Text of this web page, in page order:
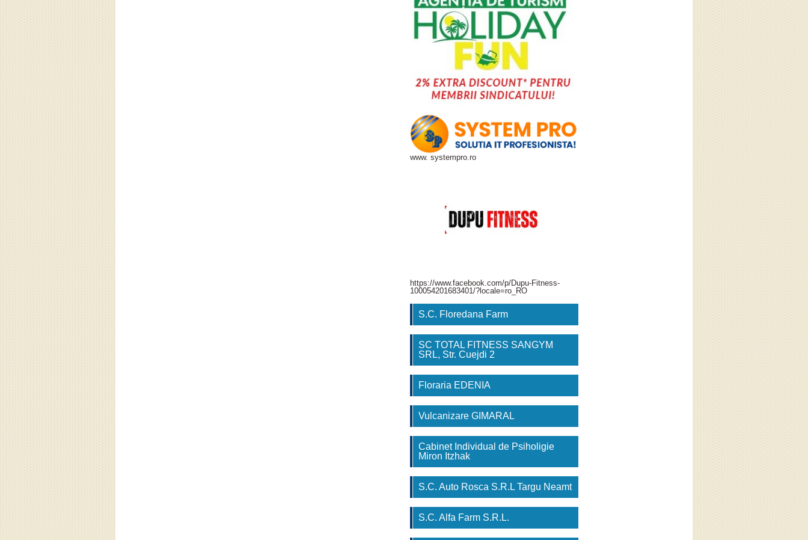
www. systempro.ro
https://www.facebook.com/p/Dupu-Fitness-
100054201683401/?locale=ro_RO
S.C. Floredana Farm
SC TOTAL FITNESS SANGYM
SRL, Str. Cuejdi 2
Floraria EDENIA
Vulcanizare GIMARAL
Cabinet Individual de Psiholigie
Miron Itzhak
S.C. Auto Rosca S.R.L Targu Neamt
S.C. Alfa Farm S.R.L.